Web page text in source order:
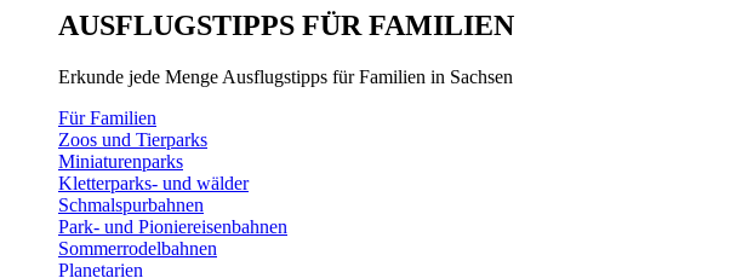
AUSFLUGSTIPPS FÜR FAMILIEN
Erkunde jede Menge Ausflugstipps für Familien in Sachsen
Für Familien
Zoos und Tierparks
Miniaturenparks
Kletterparks- und wälder
Schmalspurbahnen
Park- und Pioniereisenbahnen
Sommerrodelbahnen
Planetarien